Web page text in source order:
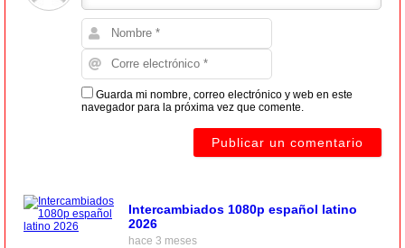
Guarda mi nombre, correo electrónico y web en este
navegador para la próxima vez que comente.
Intercambiados 1080p español latino
2026
hace 3 meses